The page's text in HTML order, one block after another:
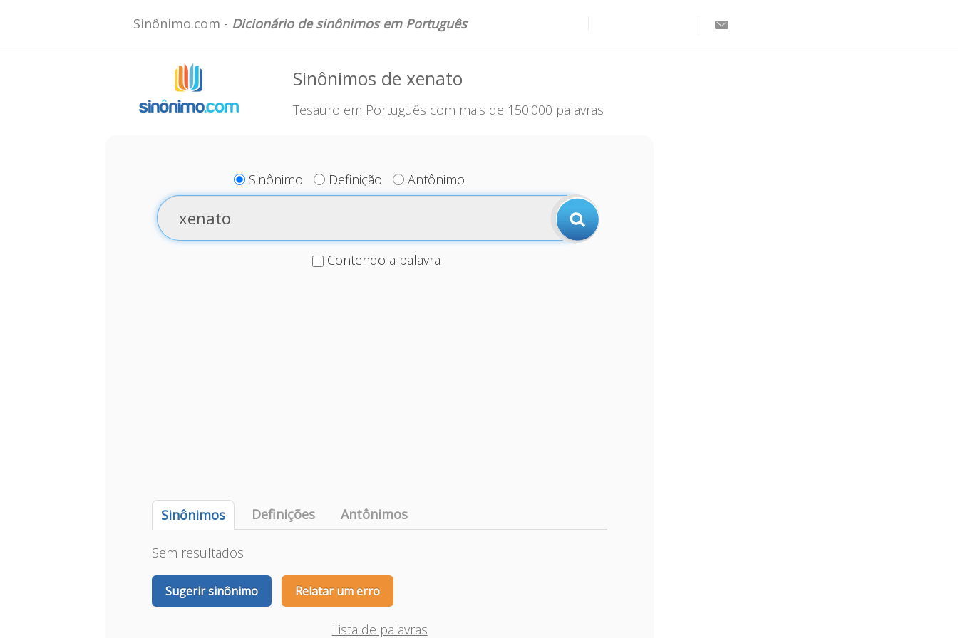
Sinônimo.com - Dicionário de sinônimos em Português
Sinônimos de xenato
Tesauro em Português com mais de 150.000 palavras
Sinônimo Definição Antônimo
Contendo a palavra
Sinônimos Definições Antônimos
Sem resultados
Sugerir sinônimo Relatar um erro
Lista de palavras